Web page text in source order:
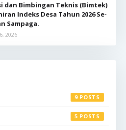
dan Bimbingan Teknis (Bimtek)
Indeks Desa Tahun 2026 Se-
Sampaga.
2026
9
5